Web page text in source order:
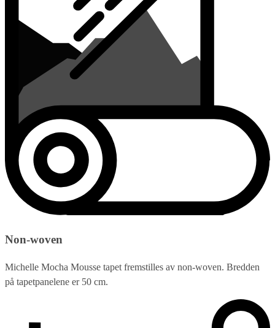
Non-woven
Michelle Mocha Mousse tapet fremstilles av non-woven. Bredden
på tapetpanelene er 50 cm.